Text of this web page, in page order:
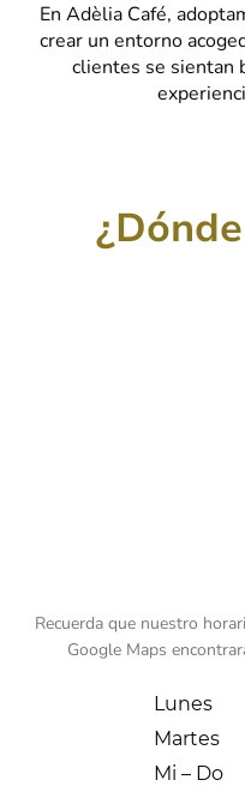
En Adèlia Café,
crear un entorno
clientes se sientan
Recuerda que nuestro
Google Maps
Lunes
Martes
Mi – Do